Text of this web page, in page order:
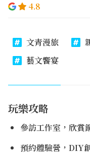
4.8
文青漫旅
藝文饗宴
玩樂攻略
參訪工作室，欣賞
預約體驗營，DIY